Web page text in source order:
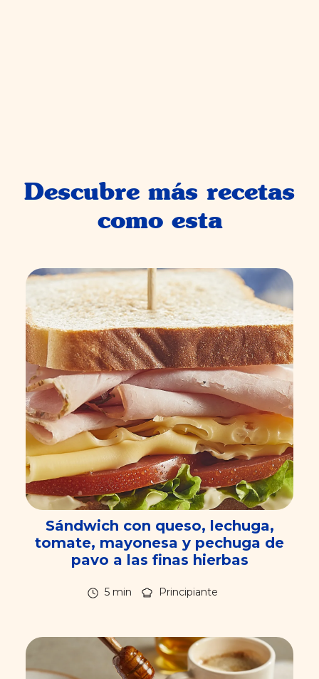
Descubre más recetas
como esta
Sándwich con queso, lechuga,
tomate, mayonesa y pechuga de
pavo a las finas hierbas
5 min Principiante